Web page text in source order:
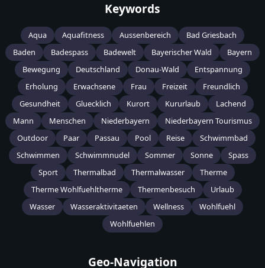
Keywords
Aqua Aquafitness Aussenbereich
Bad Griesbach
Baden
Badespass Badewelt Bayerischer Wald
Bayern
Bewegung
Deutschland Donau-Wald
Entspannung
Erholung
Erwachsene Frau Freizeit
Freundlich
Gesundheit
Gluecklich Kurort Kururlaub
Lachend
Mann
Menschen Niederbayern
Niederbayern Tourismus
Outdoor
Paar Passau Pool Reise
Schwimmbad
Schwimmen
Schwimmnudel Sommer Sonne
Spass
Sport
Thermalbad Thermalwasser
Therme
Therme Wohlfuehltherme
Thermenbesuch
Urlaub
Wasser
Wasseraktivitaeten Wellness
Wohlfuehl
Wohlfuehlen
Geo-Navigation